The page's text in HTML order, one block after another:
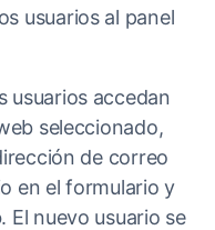
usuarios al panel
usuarios accedan
seleccionado,
de correo
en el formulario y
. El nuevo usuario se